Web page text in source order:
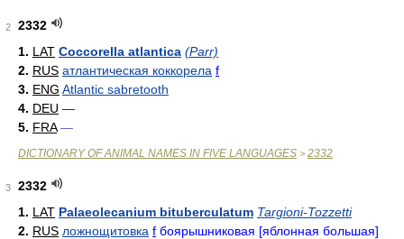
2
2332
1. LAT Coccorella atlantica (Parr)
2. RUS атлантическая коккорела f
3. ENG Atlantic sabretooth
4. DEU —
5. FRA —
DICTIONARY OF ANIMAL NAMES IN FIVE LANGUAGES > 2332
3
2332
1. LAT Palaeolecanium bituberculatum Targioni-Tozzetti
2. RUS ложнощитовка f боярышниковая [яблонная большая]